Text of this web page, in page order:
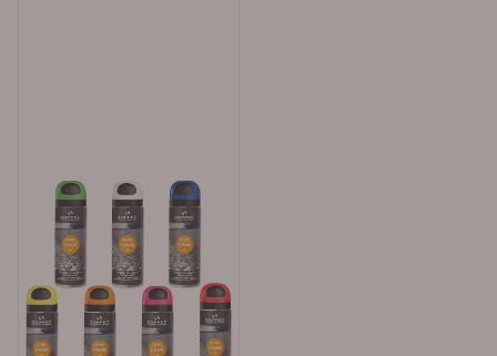
påføring. Jo hvitere bakgrunsflaten er; desto mer
selvlysende blir sprayen. Hold sprayen ca 10 til 20 cm
fra den rene, tørre flaten. Påfør lette, jevne lag. Jo
tykkere lag av «Photo Light», dess mer intens
og varig vil effekten være. Det kan være nødvendig å
maskere området rundt der man skal markere for å
unngå søl Her kan du laste ned: Sikkerhetsdatablad for
etterlysende merkespray - Soppec Photo Light